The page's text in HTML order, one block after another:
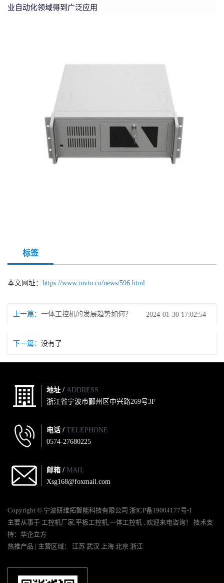
业自动化领域得到广泛应用
标签
本文网址： https://www.invto.cn/news/596.html
上一篇： 一体工控机的发展趋势如何？ 2024-01-30 17:02:54
下一篇： 没有了
地址 / ADDRESS
浙江省宁波市鄞州区中兴路269号3F
电话 / TELEPHONE
0574-27680225
邮箱 / MAIL
Xsg168@foxmail.com
Copyright © 宁波研维拓智能科技有限公司 浙ICP备19004177号-1
主要从事于 工控机厂家 平板工控机 一体工控机 , 欢迎来电咨询！ 技术支
持： 华企立方
热推产品 | 主营区域： 江苏 武汉 上海 北京 浙江